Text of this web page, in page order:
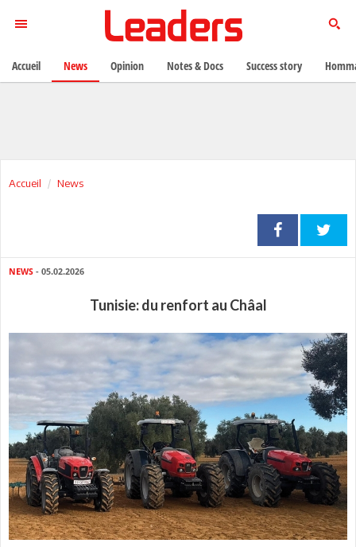
Accueil News
NEWS - 05.02.2026
Tunisie: du renfort au Châal
Accueil News Opinion Notes & Docs Success story